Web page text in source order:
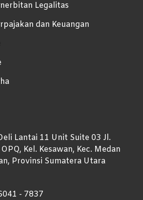
Legalitas
dan Keuangan
Lantai 11 Unit Suite 03 Jl.
Kel. Kesawan, Kec. Medan
Provinsi Sumatera Utara
- 7837